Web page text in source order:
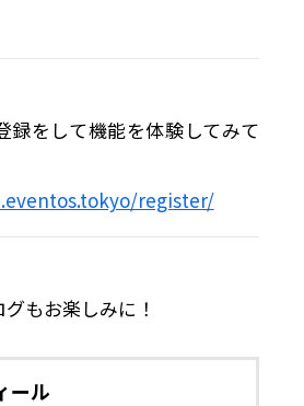
録をして機能を体験してみて
register/
もお楽しみに！
ール